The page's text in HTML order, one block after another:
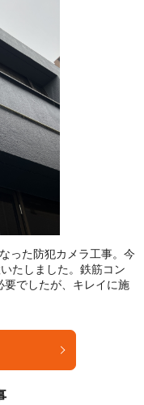
った防犯カメラ工事。今
たしました。鉄筋コン
要でしたが、キレイに施